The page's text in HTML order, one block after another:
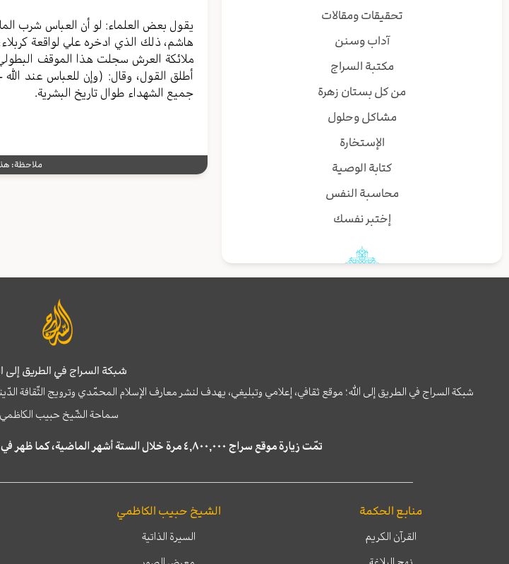
تحقيقات ومقالات
آداب وسنن
مكتبة السراج
من كل بستان زهرة
مشاكل وحلول
الإستخارة
كتابة الوصية
محاسبة النفس
إختبر نفسك
يقول بعض العلماء: لو أن العباس شرب
هاشم، ذلك الذي ادخره علي لواقعة
ملائكة العرش سجلت هذا الموقف البطولي:
أطلق القول، وقال: (وإن للعباس عند
جميع الشهداء طوال تاريخ البشرية.
ملاحظة:
شبكة السراج في الطريق إلى
شبكة السراج في الطريق إلى الله؛ موقع ثقافي، إعلامي وتبليغي، يهدف لنشر معارف الإسلام المحمّدي وترويج
سماحة الشّيخ حبيب
تمّت زيارة موقع سراج ٤,٨٠٠,٠٠٠ مرة خلال الستة أشهر الماضية، كما ظهر في نتائج البحث في محركات البحث٢٢,٢٩٠,٠٠٠ مرّة.
منابع الحكمة
القرآن الكريم
الشيخ حبيب الكاظمي
السيرة الذاتية